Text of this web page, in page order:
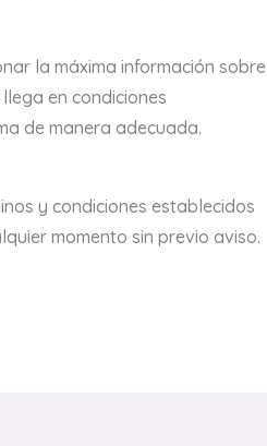
la máxima información sobre
en condiciones
de manera adecuada.
y condiciones establecidos
momento sin previo aviso.